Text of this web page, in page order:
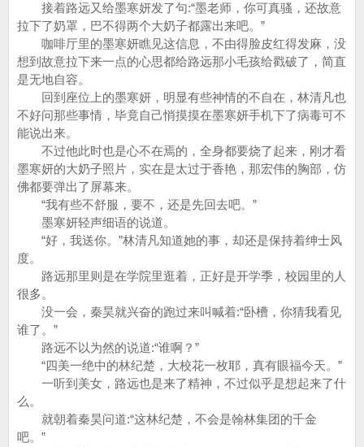
接着路远又给墨寒妍发了句:“墨老师，你可真骚，还故意
拉下了奶罩，巴不得两个大奶子都露出来吧。”
咖啡厅里的墨寒妍瞧见这信息，不由得脸皮红得发麻，没
想到故意拉下来一点的心思都给路远那小毛孩给戳破了，简直
是无地自容。
回到座位上的墨寒妍，明显有些神情的不自在，林清凡也
不好问那些事情，毕竟自己悄摸摸在墨寒妍手机下了病毒可不
能说出来。
不过他此时也是心不在焉的，全身都要烧了起来，刚才看
墨寒妍的大奶子照片，实在是太过于香艳，那宏伟的胸部，仿
佛都要弹出了屏幕来。
“我有些不舒服，要不，还是先回去吧。”
墨寒妍轻声细语的说道。
“好，我送你。”林清凡知道她的事，却还是保持着绅士风
度。
路远那里则是在学院里逛着，正好是开学季，校园里的人
很多。
没一会，秦昊就兴奋的跑过来叫喊着:“卧槽，你猜我看见
谁了。”
路远不以为然的说道:“谁啊？”
“四美一绝中的林纪楚，大校花一枚耶，真有眼福今天。”
一听到美女，路远也是来了精神，不过似乎是想起来了什
么。
就朝着秦昊问道:“这林纪楚，不会是翰林集团的千金
吧。”